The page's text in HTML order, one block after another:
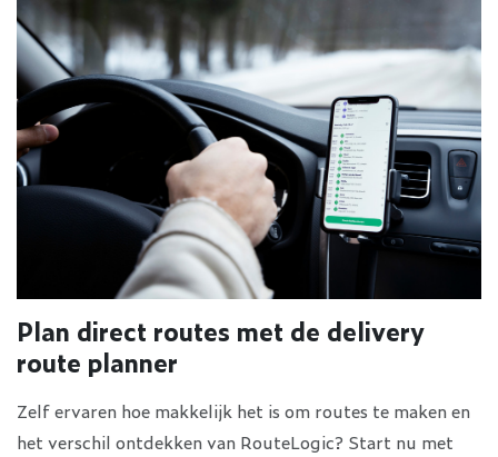
Plan direct routes met de delivery
route planner
Zelf ervaren hoe makkelijk het is om routes te maken en
het verschil ontdekken van RouteLogic? Start nu met